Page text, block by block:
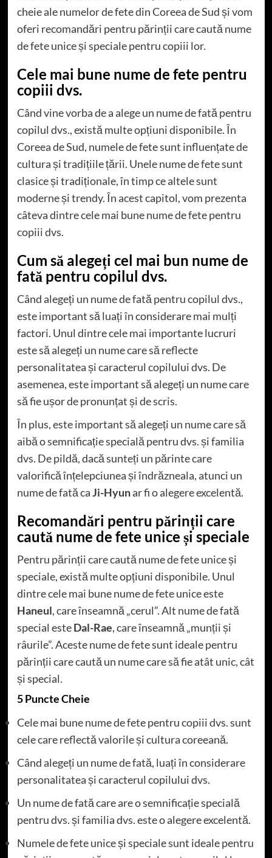
cheie ale numelor de fete din Coreea de Sud și vom
oferi recomandări pentru părinții care caută nume
de fete unice și speciale pentru copiii lor.
Cele mai bune nume de fete pentru
copiii dvs.
Când vine vorba de a alege un nume de fată pentru
copilul dvs., există multe opțiuni disponibile. În
Coreea de Sud, numele de fete sunt influențate de
cultura și tradițiile țării. Unele nume de fete sunt
clasice și tradiționale, în timp ce altele sunt
moderne și trendy. În acest capitol, vom prezenta
câteva dintre cele mai bune nume de fete pentru
copiii dvs.
Cum să alegeți cel mai bun nume de
fată pentru copilul dvs.
Când alegeți un nume de fată pentru copilul dvs.,
este important să luați în considerare mai mulți
factori. Unul dintre cele mai importante lucruri
este să alegeți un nume care să reflecte
personalitatea și caracterul copilului dvs. De
asemenea, este important să alegeți un nume care
să fie ușor de pronunțat și de scris.
În plus, este important să alegeți un nume care să
aibă o semnificație specială pentru dvs. și familia
dvs. De pildă, dacă sunteți un părinte care
valorifică înțelepciunea și îndrăzneala, atunci un
nume de fată caJi-Hyunar fi o alegere excelentă.
Recomandări pentru părinții care
caută nume de fete unice și speciale
Pentru părinții care caută nume de fete unice și
speciale, există multe opțiuni disponibile. Unul
dintre cele mai bune nume de fete unice este
Haneul, care înseamnă „cerul”. Alt nume de fată
special esteDal-Rae, care înseamnă „munții și
râurile”. Aceste nume de fete sunt ideale pentru
părinții care caută un nume care să fie atât unic, cât
și special.
5 Puncte Cheie
Cele mai bune nume de fete pentru copiii dvs. sunt
cele care reflectă valorile și cultura coreeană.
Când alegeți un nume de fată, luați în considerare
personalitatea și caracterul copilului dvs.
Un nume de fată care are o semnificație specială
pentru dvs. și familia dvs. este o alegere excelentă.
Numele de fete unice și speciale sunt ideale pentru